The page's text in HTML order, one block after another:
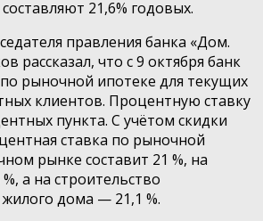
21,6% годовых.
правления банка «Дом.
рассказал, что с 9 октября банк
рыночной ипотеке для текущих
клиентов. Процентную ставку
пункта. С учётом скидки
ставка по рыночной
рынке составит 21 %, на
а на строительство
дома — 21,1 %.